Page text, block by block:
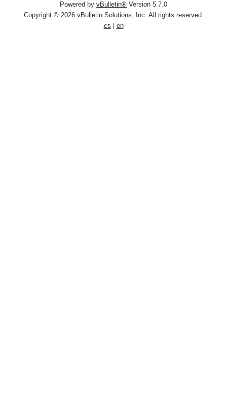
Powered by vBulletin® Version 5.7.0
Copyright © 2026 vBulletin Solutions, Inc. All rights reserved.
cs
en